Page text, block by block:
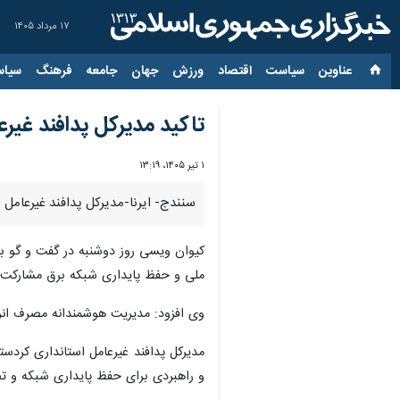
۱۷ مرداد ۱۴۰۵
عناوین‌ سیاست اقتصاد ورزش جهان جامعه فرهنگ
تاکید مدیرکل پدافند
۱ تیر ۱۴۰۵، ۱۳:۱۹